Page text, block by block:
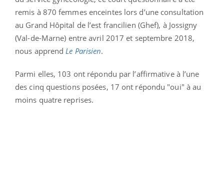
remis à 870 femmes enceintes lors d’une consultation
au Grand Hôpital de l’est francilien (Ghef), à Jossigny
(Val-de-Marne) entre avril 2017 et septembre 2018,
nous apprend Le Parisien.
Parmi elles, 103 ont répondu par l’affirmative à l’une
des cinq questions posées, 17 ont répondu "oui" à au
moins quatre reprises.